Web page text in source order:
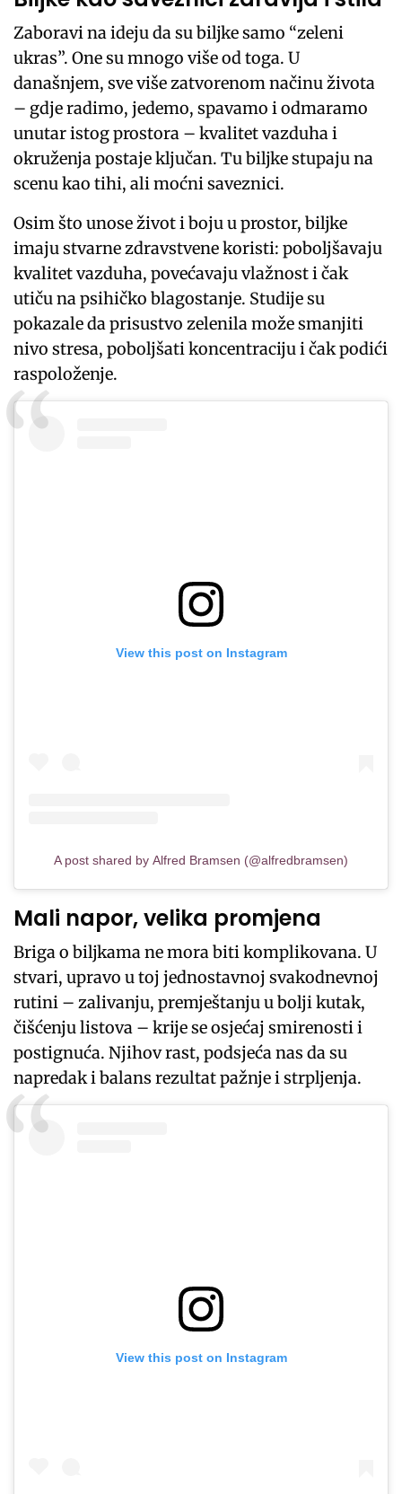
Zaboravi na ideju da su biljke samo “zeleni
ukras”. One su mnogo više od toga. U
današnjem, sve više zatvorenom načinu života
– gdje radimo, jedemo, spavamo i odmaramo
unutar istog prostora – kvalitet vazduha i
okruženja postaje ključan. Tu biljke stupaju na
scenu kao tihi, ali moćni saveznici.
Osim što unose život i boju u prostor, biljke
imaju stvarne zdravstvene koristi: poboljšavaju
kvalitet vazduha, povećavaju vlažnost i čak
utiču na psihičko blagostanje. Studije su
pokazale da prisustvo zelenila može smanjiti
nivo stresa, poboljšati koncentraciju i čak podići
raspoloženje.
View this post on Instagram
A post shared by Alfred Bramsen (@alfredbramsen)
Mali napor, velika promjena
Briga o biljkama ne mora biti komplikovana. U
stvari, upravo u toj jednostavnoj svakodnevnoj
rutini – zalivanju, premještanju u bolji kutak,
čišćenju listova – krije se osjećaj smirenosti i
postignuća. Njihov rast, podsjeća nas da su
napredak i balans rezultat pažnje i strpljenja.
View this post on Instagram